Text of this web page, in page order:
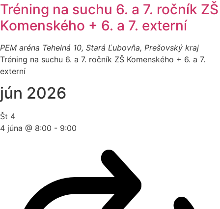
Tréning na suchu 6. a 7. ročník ZŠ
Komenského + 6. a 7. externí
PEM aréna Tehelná 10, Stará Ľubovňa, Prešovský kraj
Tréning na suchu 6. a 7. ročník ZŠ Komenského + 6. a 7.
externí
jún 2026
Št 4
4 júna @ 8:00 - 9:00